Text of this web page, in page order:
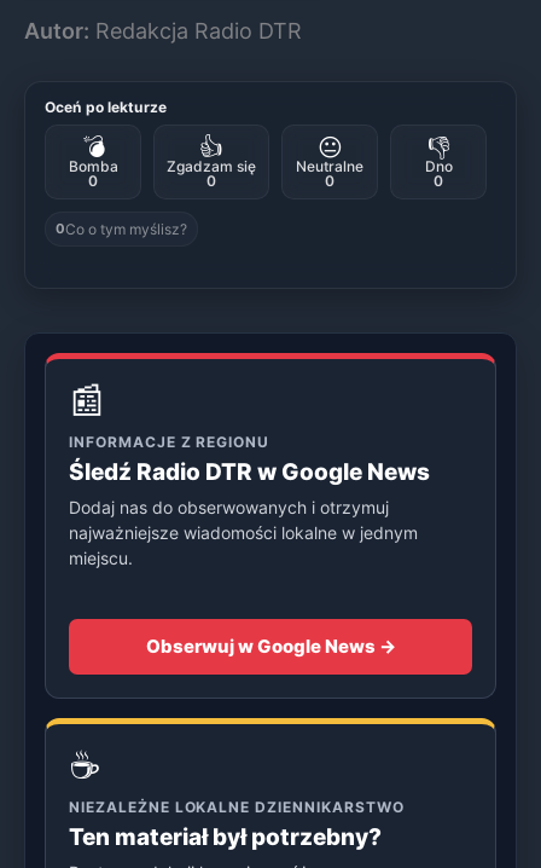
Autor: Redakcja Radio DTR
Oceń po lekturze
💣
Bomba
0
👍
Zgadzam się
0
😐
Neutralne
0
👎
Dno
0
0Co o tym myślisz?
📰
INFORMACJE Z REGIONU
Śledź Radio DTR w Google News
Dodaj nas do obserwowanych i otrzymuj
najważniejsze wiadomości lokalne w jednym
miejscu.
Obserwuj w Google News →
☕
NIEZALEŻNE LOKALNE DZIENNIKARSTWO
Ten materiał był potrzebny?